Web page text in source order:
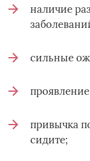
наличие
сильные
привычка
сидите;